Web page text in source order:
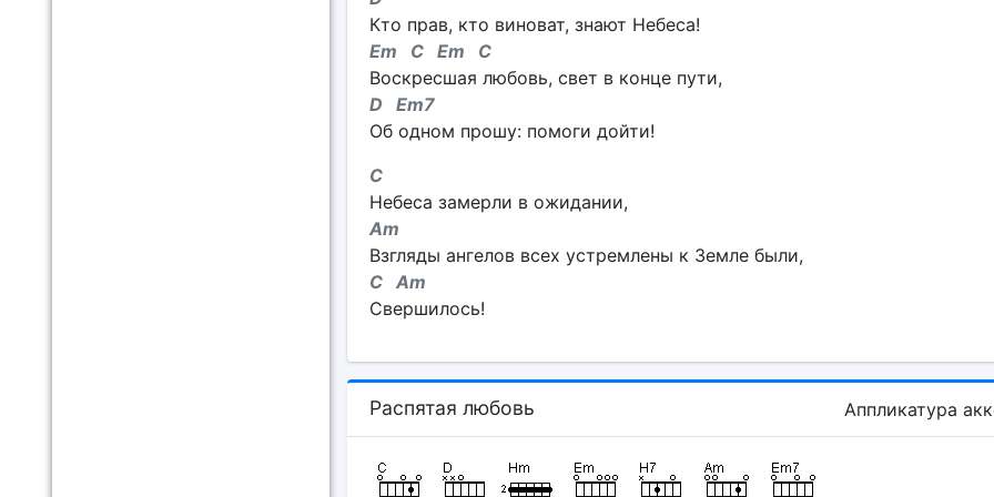
Кто прав, кто виноват, знают Небеса!
Em C Em C
Воскресшая любовь, свет в конце пути,
D Em7
Об одном прошу: помоги дойти!
C
Небеса замерли в ожидании,
Am
Взгляды ангелов всех устремлены к Земле были,
C Am
Свершилось!
Распятая любовь Аппликатура